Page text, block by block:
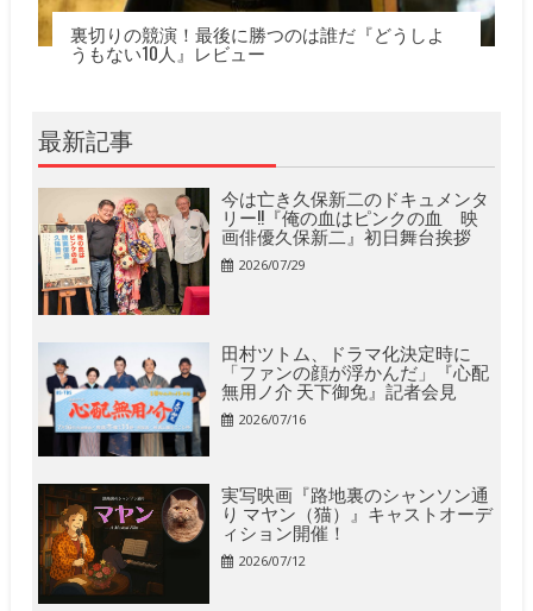
裏切りの競演！最後に勝つのは誰だ『どうしよ
うもない10人』レビュー
最新記事
今は亡き久保新二のドキュメンタ
リー!!『俺の血はピンクの血 映
画俳優久保新二』初日舞台挨拶
2026/07/29
田村ツトム、ドラマ化決定時に
「ファンの顔が浮かんだ」『心配
無用ノ介 天下御免』記者会見
2026/07/16
実写映画『路地裏のシャンソン通
り マヤン（猫）』キャストオーデ
ィション開催！
2026/07/12